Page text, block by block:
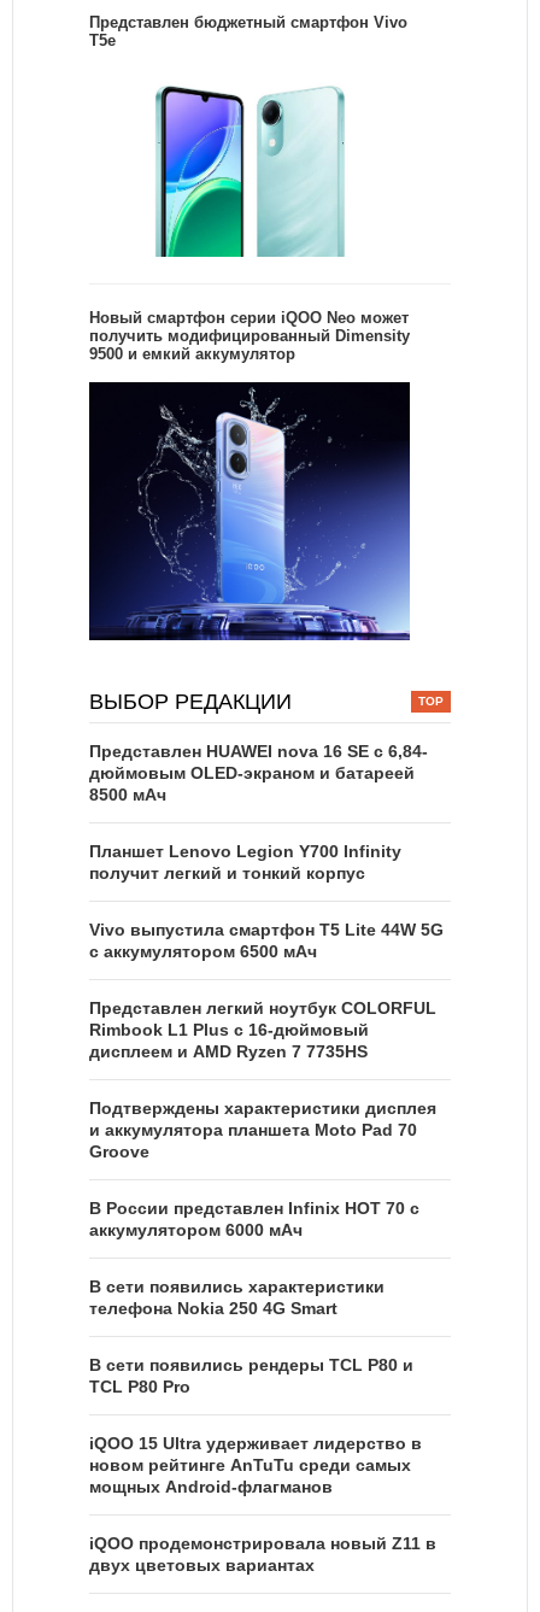
Представлен бюджетный смартфон Vivo
T5e
Новый смартфон серии iQOO Neo может
получить модифицированный Dimensity
9500 и емкий аккумулятор
ВЫБОР РЕДАКЦИИ
Представлен HUAWEI nova 16 SE с 6,84-
дюймовым OLED-экраном и батареей
8500 мАч
Планшет Lenovo Legion Y700 Infinity
получит легкий и тонкий корпус
Vivo выпустила смартфон T5 Lite 44W 5G
с аккумулятором 6500 мАч
Представлен легкий ноутбук COLORFUL
Rimbook L1 Plus с 16-дюймовый
дисплеем и AMD Ryzen 7 7735HS
Подтверждены характеристики дисплея
и аккумулятора планшета Moto Pad 70
Groove
В России представлен Infinix HOT 70 с
аккумулятором 6000 мАч
В сети появились характеристики
телефона Nokia 250 4G Smart
В сети появились рендеры TCL P80 и
TCL P80 Pro
iQOO 15 Ultra удерживает лидерство в
новом рейтинге AnTuTu среди самых
мощных Android-флагманов
iQOO продемонстрировала новый Z11 в
двух цветовых вариантах